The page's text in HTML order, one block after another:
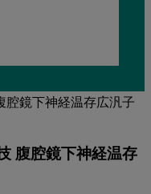
腹腔鏡下神経温存